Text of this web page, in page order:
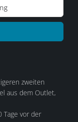
zweiten
aus dem Outlet,
vor der